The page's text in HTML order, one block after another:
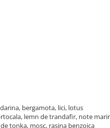
bergamota, lici, lotus
lemn de trandafir, note
tonka, mosc, rasina benzoica